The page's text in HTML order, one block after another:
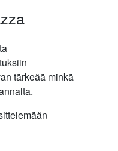
tärkeää minkä